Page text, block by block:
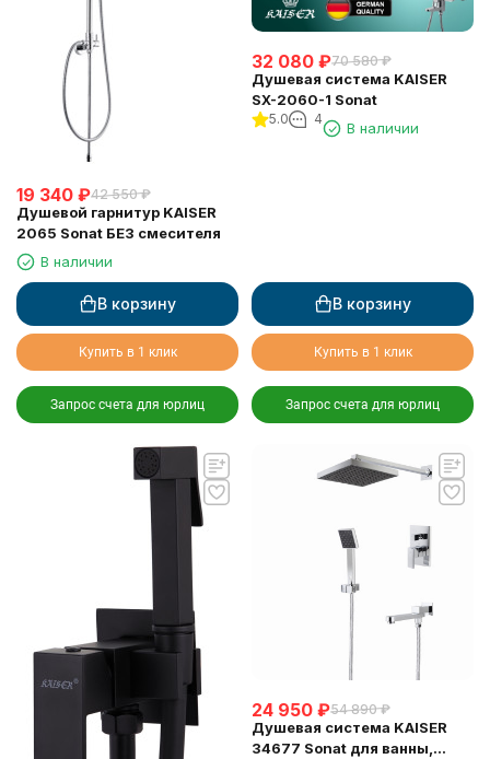
19 340 ₽42 550 ₽
Душевой гарнитур KAISER
2065 Sonat БЕЗ смесителя
В наличии
В корзину
Купить в 1 клик
Запрос счета для юрлиц
32 080 ₽70 580 ₽
Душевая система KAISER
SX-2060-1 Sonat
5.0 4
В наличии
В корзину
Купить в 1 клик
Запрос счета для юрлиц
24 950 ₽54 890 ₽
Душевая система KAISER
34677 Sonat для ванны,